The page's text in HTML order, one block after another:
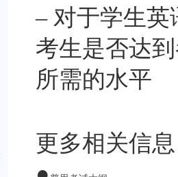
– 对于学生
考生是否达
所需的水平
更多相关信息